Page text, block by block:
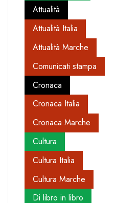
Attualità
Attualità Italia
Attualità Marche
Comunicati stampa
Cronaca
Cronaca Italia
Cronaca Marche
Cultura
Cultura Italia
Cultura Marche
Di libro in libro